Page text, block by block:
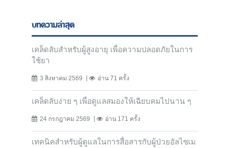
บทความล่าสุด
เคล็ดลับสำหรับผู้สูงอายุ เพื่อความปลอดภัยในการ
ใช้ยา
3 สิงหาคม 2569 อ่าน 71 ครั้ง
เคล็ดลับง่าย ๆ เพื่อดูแลสมองให้เฉียบคมไปนาน ๆ
24 กรกฎาคม 2569 อ่าน 171 ครั้ง
เทคนิคสำหรับผู้ดูแลในการสื่อสารกับผู้ป่วยอัลไซเม